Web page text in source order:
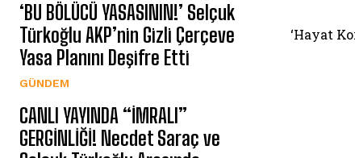
‘BU BÖLÜCÜ YASASININ!’ Selçuk
Türkoğlu AKP’nin Gizli Çerçeve
Yasa Planını Deşifre Etti
GÜNDEM
CANLI YAYINDA “İMRALI”
GERGİNLİĞİ! Necdet Saraç ve
‘Hayat